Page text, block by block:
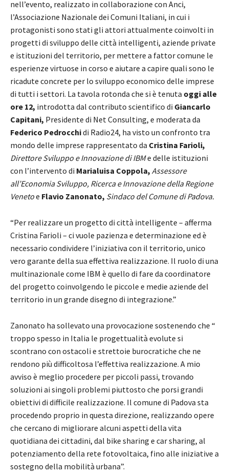
nell’evento, realizzato in collaborazione con Anci,
l’Associazione Nazionale dei Comuni Italiani, in cui i
protagonisti sono stati gli attori attualmente coinvolti in
progetti di sviluppo delle città intelligenti, aziende private
e istituzioni del territorio, per mettere a fattor comune le
esperienze virtuose in corso e aiutare a capire quali sono le
ricadute concrete per lo sviluppo economico delle imprese
di tutti i settori. La tavola rotonda che si è tenuta oggi alle
ore 12, introdotta dal contributo scientifico di Giancarlo
Capitani, Presidente di Net Consulting, e moderata da
Federico Pedrocchidi Radio24, ha visto un confronto tra
mondo delle imprese rappresentato da Cristina Farioli,
Direttore Sviluppo e Innovazione di IBMe delle istituzioni
con l’intervento di Marialuisa Coppola, Assessore
all’Economia Sviluppo, Ricerca e Innovazione della Regione
Venetoe Flavio Zanonato, Sindaco del Comune di Padova.
“Per realizzare un progetto di città intelligente – afferma
Cristina Farioli – ci vuole pazienza e determinazione ed è
necessario condividere l’iniziativa con il territorio, unico
vero garante della sua effettiva realizzazione. Il ruolo di una
multinazionale come IBM è quello di fare da coordinatore
del progetto coinvolgendo le piccole e medie aziende del
territorio in un grande disegno di integrazione.”
Zanonato ha sollevato una provocazione sostenendo che “
troppo spesso in Italia le progettualità evolute si
scontrano con ostacoli e strettoie burocratiche che ne
rendono più difficoltosa l’effettiva realizzazione. A mio
avviso è meglio procedere per piccoli passi, trovando
soluzioni ai singoli problemi piuttosto che porsi grandi
obiettivi di difficile realizzazione. Il comune di Padova sta
procedendo proprio in questa direzione, realizzando opere
che cercano di migliorare alcuni aspetti della vita
quotidiana dei cittadini, dal bike sharing e car sharing, al
potenziamento della rete fotovoltaica, fino alle iniziative a
sostegno della mobilità urbana”.